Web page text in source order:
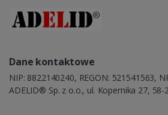
Dane kontaktowe
NIP: 8822140240, REGON: 521541563,
ADELID® Sp. z o.o., ul. Kopernika 27,